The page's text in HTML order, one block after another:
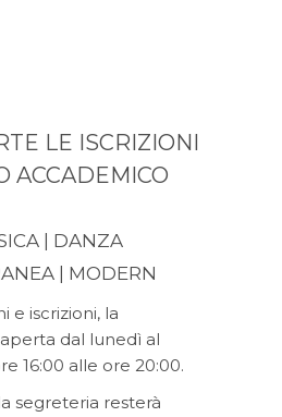
LE ISCRIZIONI
ACCADEMICO
| DANZA
| MODERN
e iscrizioni, la
dal lunedì al
16:00 alle ore 20:00.
segreteria resterà